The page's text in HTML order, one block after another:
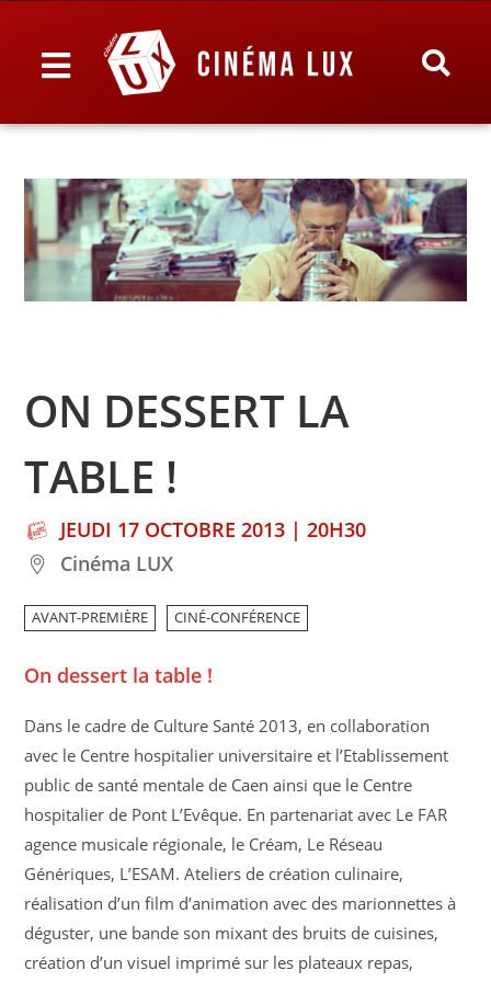
ON DESSERT LA
TABLE !
JEUDI 17 OCTOBRE 2013 | 20H30
Cinéma LUX
AVANT-PREMIÈRE CINÉ-CONFÉRENCE
On dessert la table !
Dans le cadre de Culture Santé 2013, en collaboration
avec le Centre hospitalier universitaire et l’Etablissement
public de santé mentale de Caen ainsi que le Centre
hospitalier de Pont L’Evêque. En partenariat avec Le FAR 
agence musicale régionale, le Créam, Le Réseau
Génériques, L’ESAM. Ateliers de création culinaire,
réalisation d’un film d’animation avec des marionnettes à
déguster, une bande son mixant des bruits de cuisines,
création d’un visuel imprimé sur les plateaux repas,